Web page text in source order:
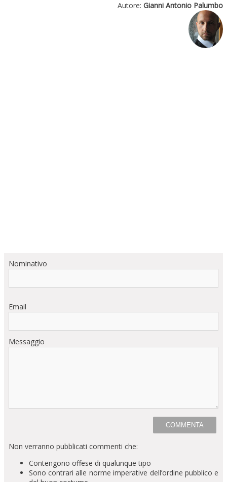
Autore: Gianni Antonio Palumbo
Nominativo
Email
Messaggio
Non verranno pubblicati commenti che:
Contengono offese di qualunque tipo
Sono contrari alle norme imperative dell’ordine pubblico e